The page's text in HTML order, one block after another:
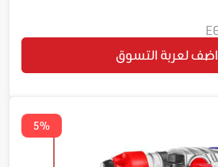
اضف لعربة التسوق
5%